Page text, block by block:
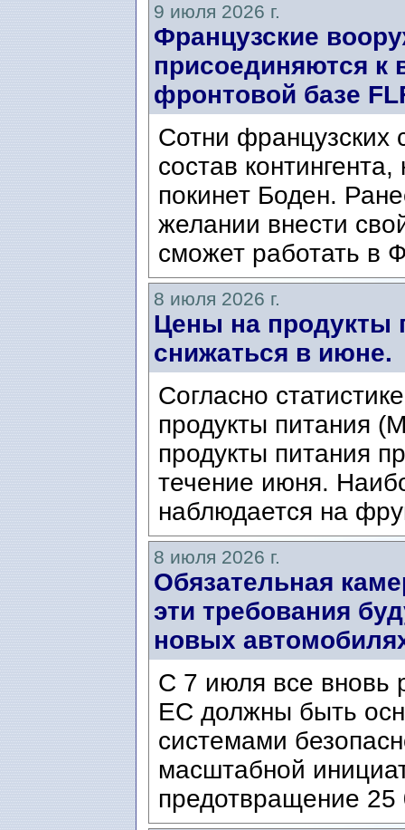
9 июля 2026 г.
Французские
присоединяются к
фронтовой базе
Сотни французских
состав
покинет Боден.
желании внести
сможет работать в
8 июля 2026 г.
Цены на продукты
снижаться в июне.
Согласно
продукты питания
продукты питания
течение июня.
наблюдается на
8 июля 2026 г.
Обязательная
эти требования
новых
С 7 июля все вновь
ЕС должны быть
системами
масштабной
предотвращение